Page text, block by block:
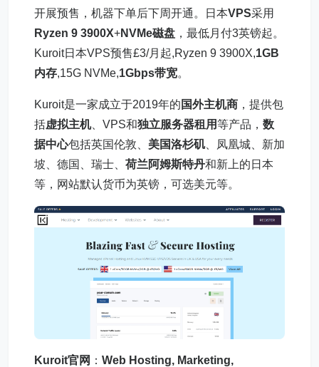
开展预售，机器下单后下周开通。日本VPS采用
Ryzen 9 3900X+NVMe磁盘 ，最低月付3英镑起。
Kuroit日本VPS预售£3/月起,Ryzen 9 3900X,1GB
内存,15G NVMe,1Gbps带宽。
Kuroit是一家成立于2019年的 国外主机商 ，提供包
括虚拟主机、VPS和独立服务器租用等产品， 数
据中心包括英国伦敦、 美国洛杉矶、凤凰城、新加
坡、德国、瑞士、 荷兰阿姆斯特丹和新上的日本
等，网站默认货币为英镑，可选美元等。
Kuroit官网 ： Web Hosting, Marketing,